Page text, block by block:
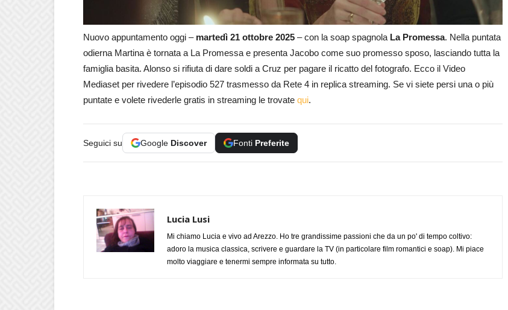
Nuovo appuntamento oggi – martedì 21 ottobre 2025 – con la soap spagnola La Promessa. Nella puntata
odierna Martina è tornata a La Promessa e presenta Jacobo come suo promesso sposo, lasciando tutta la
famiglia basita. Alonso si rifiuta di dare soldi a Cruz per pagare il ricatto del fotografo. Ecco il Video
Mediaset per rivedere l’episodio 527 trasmesso da Rete 4 in replica streaming. Se vi siete persi una o più
puntate e volete rivederle gratis in streaming le trovate qui.
Seguici su Google Discover Fonti Preferite
Lucia Lusi
Mi chiamo Lucia e vivo ad Arezzo. Ho tre grandissime passioni che da un po' di tempo coltivo:
adoro la musica classica, scrivere e guardare la TV (in particolare film romantici e soap). Mi piace
molto viaggiare e tenermi sempre informata su tutto.